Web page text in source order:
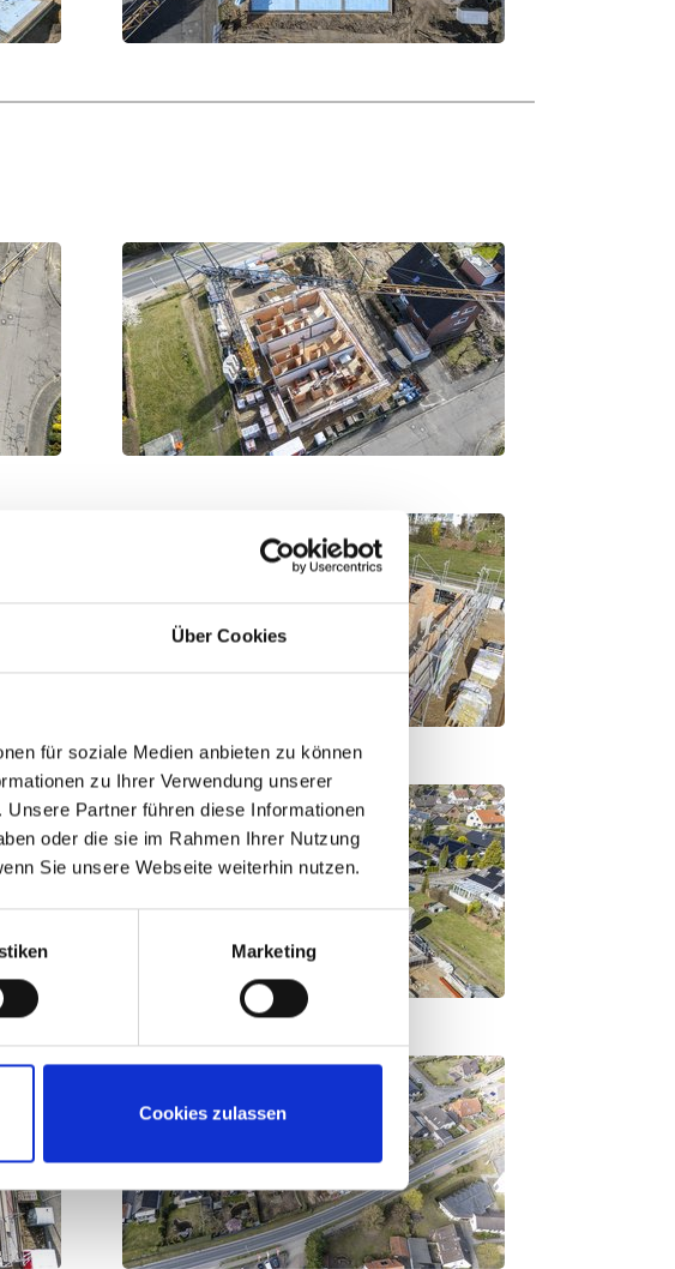
Über Cookies
für soziale Medien anbieten zu können
zu Ihrer Verwendung unserer
Partner führen diese Informationen
oder die sie im Rahmen Ihrer Nutzung
Sie unsere Webseite weiterhin nutzen.
Marketing
Cookies zulassen